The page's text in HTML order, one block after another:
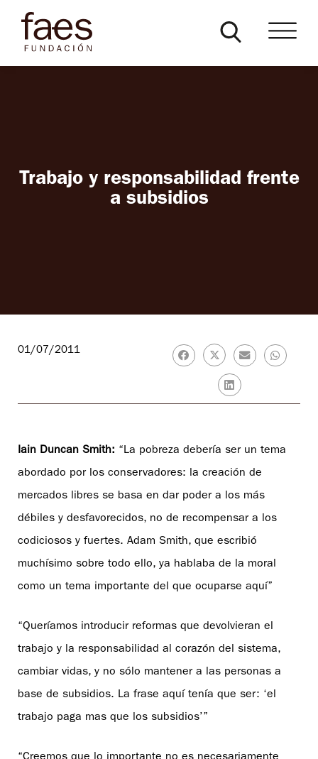
Trabajo y responsabilidad frente
a subsidios
01/07/2011
Iain Duncan Smith: “La pobreza debería ser un tema
abordado por los conservadores: la creación de
mercados libres se basa en dar poder a los más
débiles y desfavorecidos, no de recompensar a los
codiciosos y fuertes. Adam Smith, que escribió
muchísimo sobre todo ello, ya hablaba de la moral
como un tema importante del que ocuparse aquí”
“Queríamos introducir reformas que devolvieran el
trabajo y la responsabilidad al corazón del sistema,
cambiar vidas, y no sólo mantener a las personas a
base de subsidios. La frase aquí tenía que ser: ‘el
trabajo paga mas que los subsidios’”